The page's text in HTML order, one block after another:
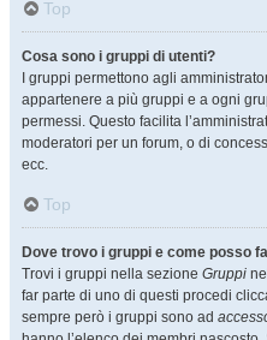
Top
Cosa sono i gruppi di utenti?
I gruppi permettono agli
appartenere a più gruppi e a ogni
permessi. Questo facilita
moderatori per un forum, o di
ecc.
Top
Dove trovo i gruppi e come posso
Trovi i gruppi nella sezione Gruppi
far parte di uno di questi procedi
sempre però i gruppi sono ad